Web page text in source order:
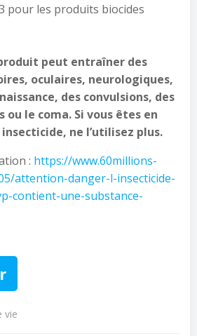
pour les produits biocides
peut entraîner des
oculaires, neurologiques,
des convulsions, des
le coma. Si vous êtes en
ne l’utilisez plus.
: https://www.60millions-
attention-danger-l-insecticide-
contient-une-substance-
vie